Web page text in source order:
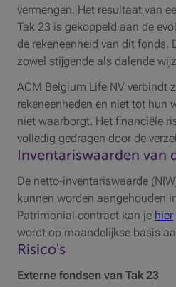
vermengen. Het resultaat van
Tak 23 is gekoppeld aan de
de rekeneenheid van dit fonds.
zowel stijgende als dalende
ACM Belgium Life NV verbindt
rekeneenheden en niet tot hun
niet waarborgt. Het financiële
volledig gedragen door de
Inventariswaarden van
De netto-inventariswaarde
kunnen worden aangehouden
Patrimonial contract kan je hier
wordt op maandelijkse basis
Risico's
Externe fondsen van Tak 23